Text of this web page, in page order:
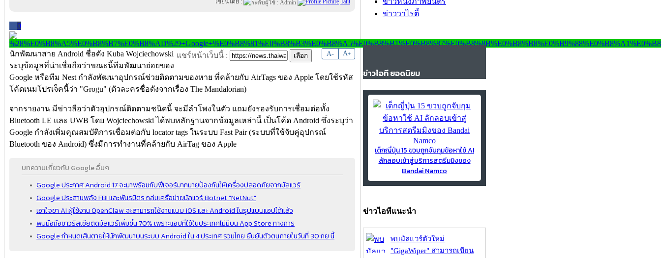
เขียนโดย :
Talil
0
A- A+
แชร์หน้าเว็บนี้ :
นักพัฒนาสาย Android ชื่อดัง Kuba Wojciechowski
ระบุข้อมูลที่น่าเชื่อถือว่าขณะนี้ทีมพัฒนาย่อยของ
Google หรือทีม Nest กำลังพัฒนาอุปกรณ์ช่วยติดตามของหาย ที่คล้ายกับ AirTags ของ Apple โดยใช้รหัส
โค้ดเนมโปรเจ็คนี้ว่า "Grogu" (ตัวละครชื่อดังจากเรื่อง The Mandalorian)
จากรายงาน มีข่าวลือว่าตัวอุปกรณ์ติดตามชนิดนี้ จะมีลำโพงในตัว แถมยังรองรับการเชื่อมต่อทั้ง
Bluetooth LE และ UWB โดย Wojciechowski ได้พบหลักฐานจากข้อมูลเหล่านี้ เป็นโค้ด Android ซึ่งระบุว่า
Google กำลังเพิ่มคุณสมบัติการเชื่อมต่อกับ locator tags ในระบบ Fast Pair (ระบบที่ใช้จับคู่อุปกรณ์
Bluetooth ของ Android) ซึ่งมีการทำงานที่คล้ายกับ AirTag ของ Apple
บทความเกี่ยวกับ Google อื่นๆ
Google ประกาศ Android 17 จะมาพร้อมกับฟีเจอร์มากมายป้องกันให้เครื่องปลอดภัยจากมัลแวร์
Google ประสานพลัง FBI และพันธมิตร ถล่มเครือข่ายมัลแวร์ Botnet "NetNut"
เอาใจขา AI ผู้ใช้งาน OpenClaw จะสามารถใช้งานแบบ iOS และ Android ในรูปแบบแอปได้แล้ว
พบมือถือชาวรัสเซียติดมัลแวร์เพิ่มขึ้น 70% เพราะแอปที่ใช้ในประเทศไม่มีบน App Store ทางการ
Google กำหนดเส้นตายให้นักพัฒนาบนระบบ Android ใน 4 ประเทศ รวมไทย ยืนยันตัวตนภายในวันที่ 30 กย นี้
ข่าววาไรตี้
ข่าวไอที ยอดนิยม
เด็กญี่ปุ่น 15 ขวบถูกจับกุมข้อหาใช้ AI
ลักลอบเข้าสู่บริการสตรีมมิงของ
Bandai Namco
ข่าวไอทีแนะนำ
พบมัลแวร์ตัวใหม่
"GigaWiper" สามารถเขียน